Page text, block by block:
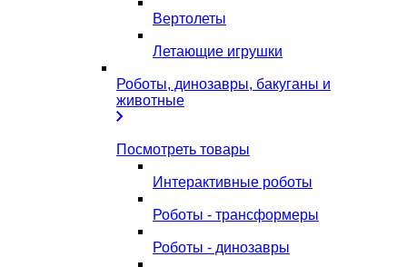
Вертолеты
Летающие игрушки
Роботы, динозавры, бакуганы и
животные
Посмотреть товары
Интерактивные роботы
Роботы - трансформеры
Роботы - динозавры